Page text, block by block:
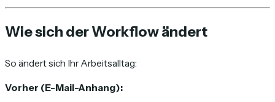
Wie sich der Workflow ändert
So ändert sich Ihr Arbeitsalltag:
Vorher (E-Mail-Anhang):